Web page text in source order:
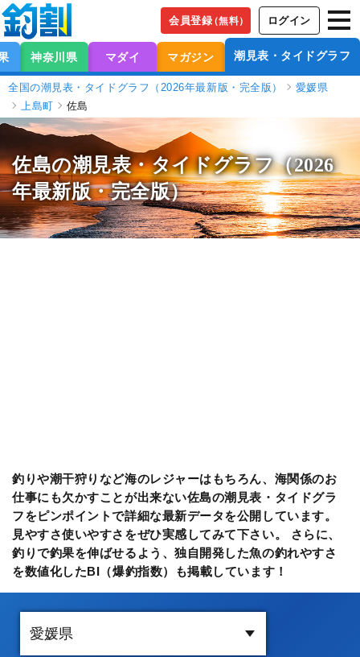
会員登録（無料） ログイン
神奈川県 マダイ マガジン 潮見表・タイドグラフ
全国の潮見表・タイドグラフ（2026年最新版・完全版）
愛媛県
上島町
佐島
佐島の潮見表・タイドグラフ（2026
年最新版・完全版）
釣りや潮干狩りなど海のレジャーはもちろん、海関係のお
仕事にも欠かすことが出来ない佐島の潮見表・タイドグラ
フをピンポイントで詳細な最新データを公開しています。
見やすさ使いやすさをぜひ実感してみて下さい。 さらに、
釣りで釣果を伸ばせるよう、独自開発した魚の釣れやすさ
を数値化したBI（爆釣指数）も掲載しています！